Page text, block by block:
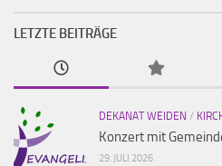
LETZTE BEITRÄGE
DEKANAT WEIDEN /
Konzert mit
29. JULI 2026